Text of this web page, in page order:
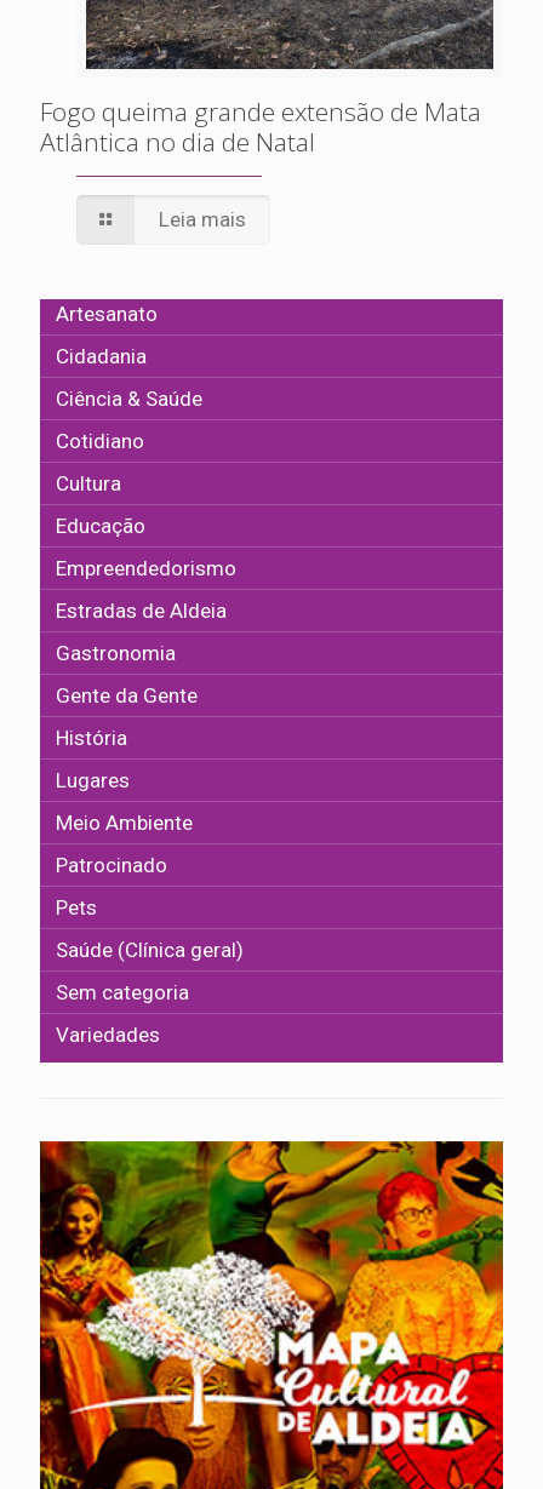
Fogo queima grande extensão de Mata
Atlântica no dia de Natal
Leia mais
Artesanato
Cidadania
Ciência & Saúde
Cotidiano
Cultura
Educação
Empreendedorismo
Estradas de Aldeia
Gastronomia
Gente da Gente
História
Lugares
Meio Ambiente
Patrocinado
Pets
Saúde (Clínica geral)
Sem categoria
Variedades